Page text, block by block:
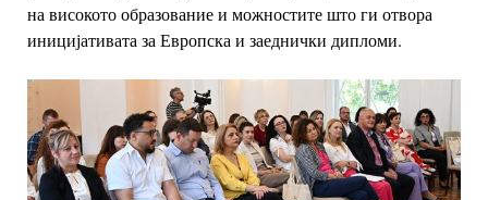
на високото образование и можностите што ги отвора
иницијативата за Европска и заеднички дипломи.